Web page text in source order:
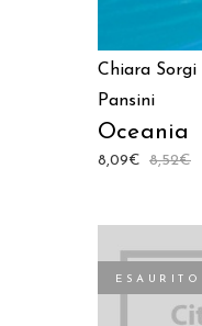
Chiara Sorgi
Pansini
Oceania
8,52€
8,09€
ESAURITO